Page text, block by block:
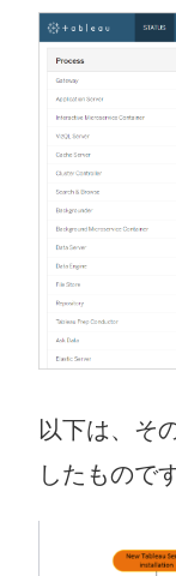
以下は、そ
したものです